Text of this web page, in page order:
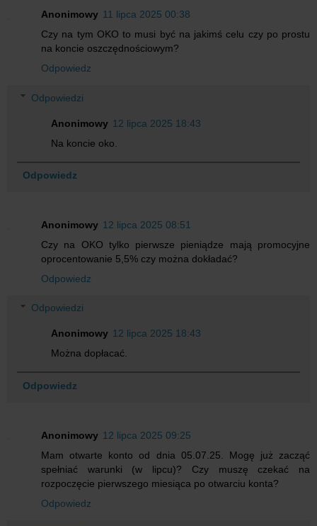
Anonimowy 11 lipca 2025 00:38
Czy na tym OKO to musi być na jakimś celu czy po prostu
na koncie oszczędnościowym?
Odpowiedz
Odpowiedzi
Anonimowy 12 lipca 2025 18:43
Na koncie oko.
Odpowiedz
Anonimowy 12 lipca 2025 08:51
Czy na OKO tylko pierwsze pieniądze mają promocyjne
oprocentowanie 5,5% czy można dokładać?
Odpowiedz
Odpowiedzi
Anonimowy 12 lipca 2025 18:43
Można dopłacać.
Odpowiedz
Anonimowy 12 lipca 2025 09:25
Mam otwarte konto od dnia 05.07.25. Mogę już zacząć
spełniać warunki (w lipcu)? Czy muszę czekać na
rozpoczęcie pierwszego miesiąca po otwarciu konta?
Odpowiedz